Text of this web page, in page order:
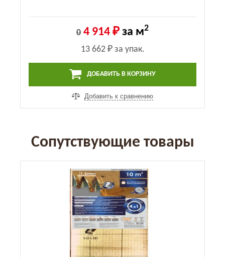
0 4 914 ₽ за м2
13 662 ₽за упак.
ДОБАВИТЬ В КОРЗИНУ
Добавить к сравнению
Сопутствующие товары